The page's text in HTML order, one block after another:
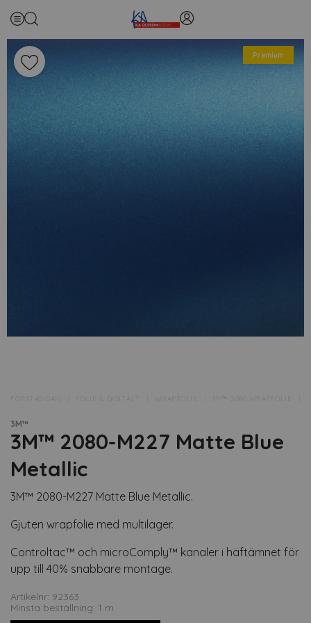
Premium
FÖRSTASIDAN FOLIE & DIGITALT 3M™ 2080 WRAPFOLIE
3M™
3M™ 2080-M227 Matte Blue
Metallic
3M™ 2080-M227 Matte Blue Metallic.
Gjuten wrapfolie med multilager.
Controltac™ och microComply™ kanaler i häftämnet för
upp till 40% snabbare montage.
Artikelnr: 92363
Minsta beställning: 1 m